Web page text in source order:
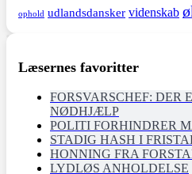
ophold udlandsdansker videnskab
Læsernes favoritter
FORSVARSCHEF: DER
NØDHJÆLP
POLITI FORHINDRER
STADIG HASH I
HONNING FRA
LYDLØS ANHOLDELSE